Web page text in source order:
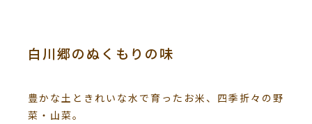
白川郷のぬくもりの味
豊かな土ときれいな水で育ったお米、四季折々の野
菜・山菜。